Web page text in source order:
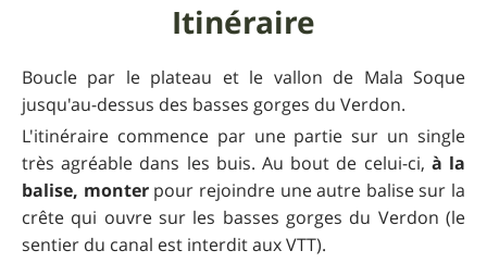
Itinéraire
Boucle par le plateau et le vallon de Mala Soque
jusqu'au-dessus des basses gorges du Verdon.
L'itinéraire commence par une partie sur un single
très agréable dans les buis. Au bout de celui-ci, à la
balise, monterpour rejoindre une autre balise sur la
crête qui ouvre sur les basses gorges du Verdon (le
sentier du canal est interdit aux VTT).